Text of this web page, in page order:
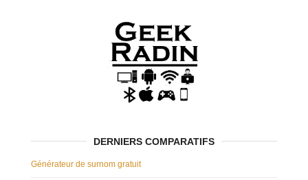
DERNIERS COMPARATIFS
Générateur de surnom gratuit